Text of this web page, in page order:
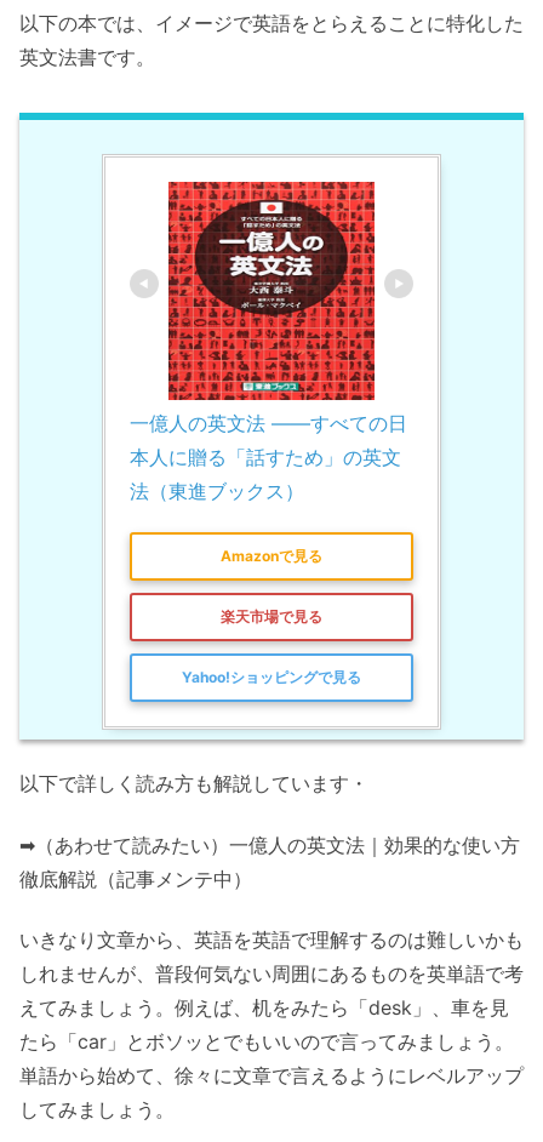
以下の本では、イメージで英語をとらえることに特化した
英文法書です。
一億人の英文法 ――すべての日
本人に贈る「話すため」の英文
法（東進ブックス）
Amazonで見る
楽天市場で見る
Yahoo!ショッピングで見る
以下で詳しく読み方も解説しています・
➡（あわせて読みたい）一億人の英文法｜効果的な使い方
徹底解説（記事メンテ中）
いきなり文章から、英語を英語で理解するのは難しいかも
しれませんが、普段何気ない周囲にあるものを英単語で考
えてみましょう。例えば、机をみたら「desk」、車を見
たら「car」とボソッとでもいいので言ってみましょう。
単語から始めて、徐々に文章で言えるようにレベルアップ
してみましょう。